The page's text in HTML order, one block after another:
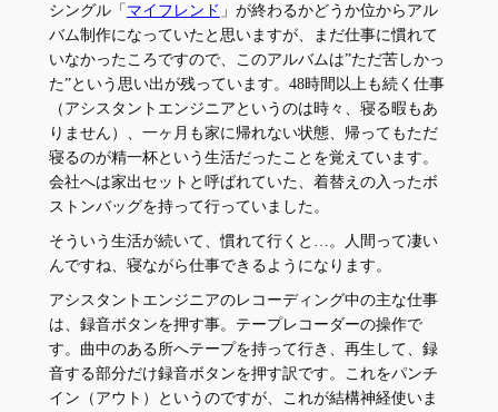
シングル「マイフレンド 」が終わるかどうか位からアル
バム制作になっていたと思いますが、まだ仕事に慣れて
いなかったころですので、このアルバムは”ただ苦しかっ
た”という思い出が残っています。48時間以上も続く仕事
（アシスタントエンジニアというのは時々、寝る暇もあ
りません）、一ヶ月も家に帰れない状態、帰ってもただ
寝るのが精一杯という生活だったことを覚えています。
会社へは家出セットと呼ばれていた、着替えの入ったボ
ストンバッグを持って行っていました。
そういう生活が続いて、慣れて行くと…。人間って凄い
んですね、寝ながら仕事できるようになります。
アシスタントエンジニアのレコーディング中の主な仕事
は、録音ボタンを押す事。テープレコーダーの操作で
す。曲中のある所へテープを持って行き、再生して、録
音する部分だけ録音ボタンを押す訳です。これをパンチ
イン（アウト）というのですが、これが結構神経使いま